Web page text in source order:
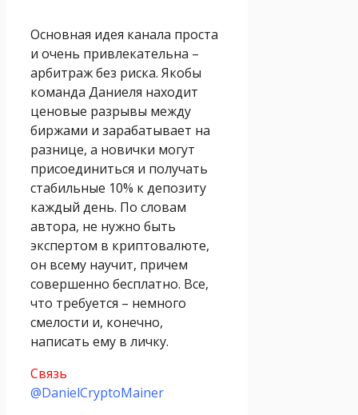
Основная идея канала проста
и очень привлекательна –
арбитраж без риска. Якобы
команда Даниеля находит
ценовые разрывы между
биржами и зарабатывает на
разнице, а новички могут
присоединиться и получать
стабильные 10% к депозиту
каждый день. По словам
автора, не нужно быть
экспертом в криптовалюте,
он всему научит, причем
совершенно бесплатно. Все,
что требуется – немного
смелости и, конечно,
написать ему в личку.
Связь
@DanielCryptoMainer